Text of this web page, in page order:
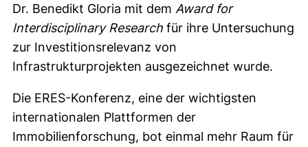
Dr. Benedikt Gloria mit dem Award for
Interdisciplinary Research für ihre Untersuchung
zur Investitionsrelevanz von
Infrastrukturprojekten ausgezeichnet wurde.
Die ERES-Konferenz, eine der wichtigsten
internationalen Plattformen der
Immobilienforschung, bot einmal mehr Raum für